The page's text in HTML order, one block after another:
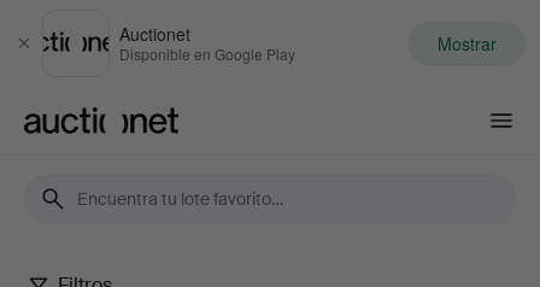
Cerrar
Auctionet
Disponible en Google Play Mostrar